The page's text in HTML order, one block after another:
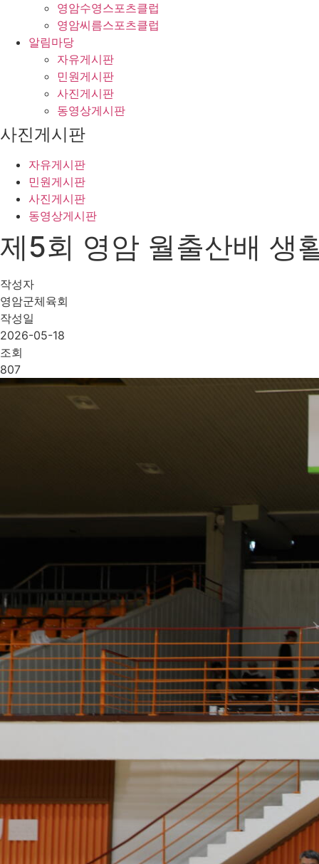
영암수영스포츠클럽
영암씨름스포츠클럽
알림마당
자유게시판
민원게시판
사진게시판
동영상게시판
사진게시판
자유게시판
민원게시판
사진게시판
동영상게시판
제5회 영암 월출산배 생
작성자
영암군체육회
작성일
2026-05-18
조회
807